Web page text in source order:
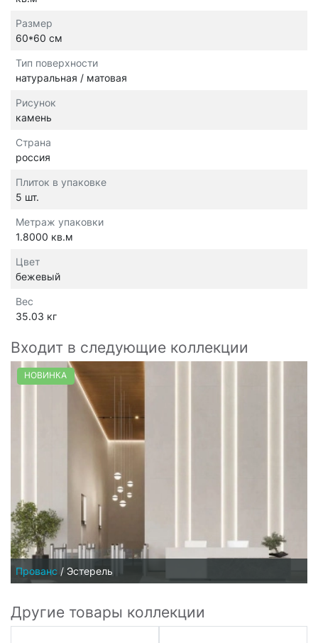
Размер
60*60 см
Тип поверхности
натуральная / матовая
Рисунок
камень
Страна
россия
Плиток в упаковке
5 шт.
Метраж упаковки
1.8000 кв.м
Цвет
бежевый
Вес
35.03 кг
Входит в следующие коллекции
НОВИНКА
Прованс / Эстерель
Другие товары коллекции